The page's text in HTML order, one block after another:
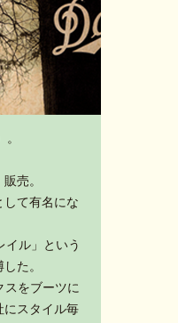
売。
して有名にな
イル」という
た。
スをブーツに
にスタイル毎